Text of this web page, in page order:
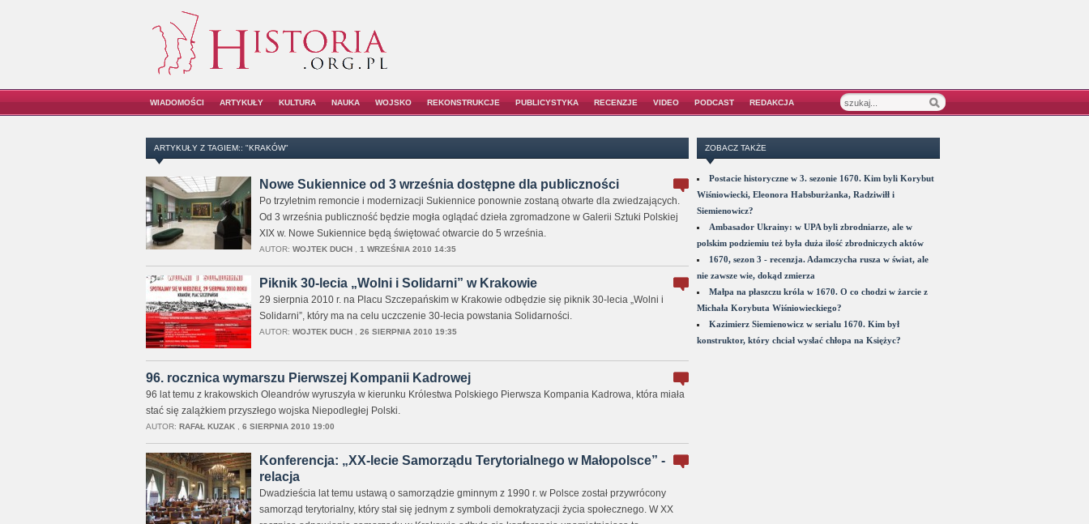
WIADOMOŚCI ARTYKUŁY KULTURA NAUKA WOJSKO REKONSTRUKCJE PUBLICYSTYKA RECENZJE VIDEO PODCAST REDAKCJA
ARTYKUŁY Z TAGIEM:: "KRAKÓW"
Nowe Sukiennice od 3 września dostępne dla publiczności
Po trzyletnim remoncie i modernizacji Sukiennice ponownie zostaną otwarte dla zwiedzających.
Od 3 września publiczność będzie mogła oglądać dzieła zgromadzone w Galerii Sztuki Polskiej
XIX w. Nowe Sukiennice będą świętować otwarcie do 5 września.
AUTOR: WOJTEK DUCH, 1 WRZEŚNIA 2010 14:35
Piknik 30-lecia „Wolni i Solidarni” w Krakowie
29 sierpnia 2010 r. na Placu Szczepańskim w Krakowie odbędzie się piknik 30-lecia „Wolni i
Solidarni”, który ma na celu uczczenie 30-lecia powstania Solidarności.
AUTOR: WOJTEK DUCH, 26 SIERPNIA 2010 19:35
96. rocznica wymarszu Pierwszej Kompanii Kadrowej
96 lat temu z krakowskich Oleandrów wyruszyła w kierunku Królestwa Polskiego Pierwsza Kompania Kadrowa, która miała
stać się zalążkiem przyszłego wojska Niepodległej Polski.
AUTOR: RAFAŁ KUZAK, 6 SIERPNIA 2010 19:00
Konferencja: „XX-lecie Samorządu Terytorialnego w Małopolsce” -
relacja
Dwadzieścia lat temu ustawą o samorządzie gminnym z 1990 r. w Polsce został przywrócony
samorząd terytorialny, który stał się jednym z symboli demokratyzacji życia społecznego. W XX
ZOBACZ TAKŻE
Postacie historyczne w 3. sezonie 1670. Kim byli Korybut
Wiśniowiecki, Eleonora Habsburżanka, Radziwiłł i
Siemienowicz?
Ambasador Ukrainy: w UPA byli zbrodniarze, ale w
polskim podziemiu też była duża ilość zbrodniczych aktów
1670, sezon 3 - recenzja. Adamczycha rusza w świat, ale
nie zawsze wie, dokąd zmierza
Małpa na płaszczu króla w 1670. O co chodzi w żarcie z
Michała Korybuta Wiśniowieckiego?
Kazimierz Siemienowicz w serialu 1670. Kim był
konstruktor, który chciał wysłać chłopa na Księżyc?